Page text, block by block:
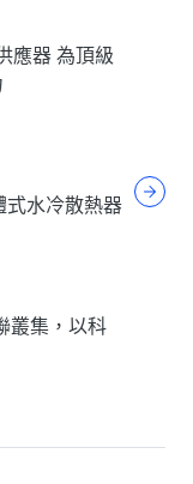
應器 為頂級
式水冷散熱器
叢集，以科